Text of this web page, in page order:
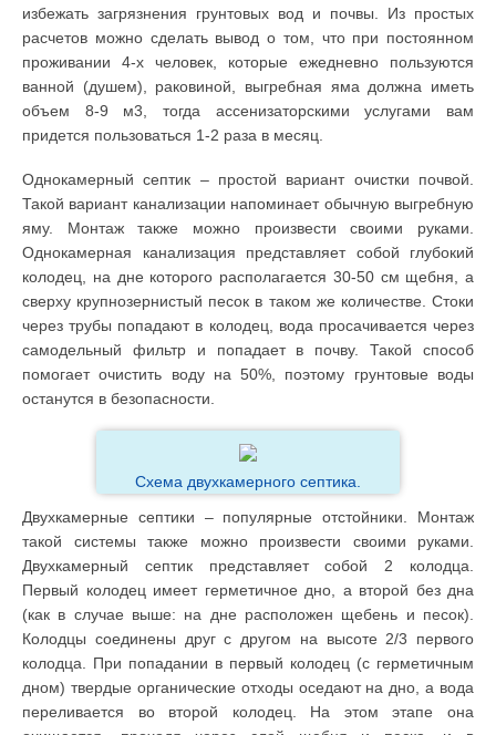
избежать загрязнения грунтовых вод и почвы. Из простых
расчетов можно сделать вывод о том, что при постоянном
проживании 4-х человек, которые ежедневно пользуются
ванной (душем), раковиной, выгребная яма должна иметь
объем 8-9 м3, тогда ассенизаторскими услугами вам
придется пользоваться 1-2 раза в месяц.
Однокамерный септик – простой вариант очистки почвой.
Такой вариант канализации напоминает обычную выгребную
яму. Монтаж также можно произвести своими руками.
Однокамерная канализация представляет собой глубокий
колодец, на дне которого располагается 30-50 см щебня, а
сверху крупнозернистый песок в таком же количестве. Стоки
через трубы попадают в колодец, вода просачивается через
самодельный фильтр и попадает в почву. Такой способ
помогает очистить воду на 50%, поэтому грунтовые воды
останутся в безопасности.
Схема двухкамерного септика.
Двухкамерные септики – популярные отстойники. Монтаж
такой системы также можно произвести своими руками.
Двухкамерный септик представляет собой 2 колодца.
Первый колодец имеет герметичное дно, а второй без дна
(как в случае выше: на дне расположен щебень и песок).
Колодцы соединены друг с другом на высоте 2/3 первого
колодца. При попадании в первый колодец (с герметичным
дном) твердые органические отходы оседают на дно, а вода
переливается во второй колодец. На этом этапе она